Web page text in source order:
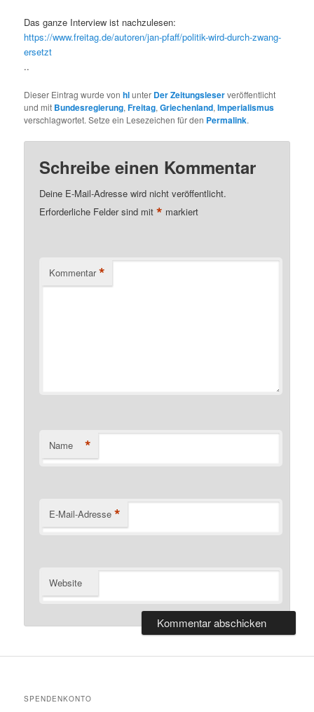
Das ganze Interview ist nachzulesen:
https://www.freitag.de/autoren/jan-pfaff/politik-wird-durch-zwang-
ersetzt
..
Dieser Eintrag wurde vonhlunter Der Zeitungsleserveröffentlicht
und mit Bundesregierung,Freitag,Griechenland,Imperialismus
verschlagwortet. Setze ein Lesezeichen für den Permalink.
Schreibe einen Kommentar
Deine E-Mail-Adresse wird nicht veröffentlicht.
Erforderliche Felder sind mit* markiert
Kommentar *
Name *
E-Mail-Adresse *
Website
SPENDENKONTO